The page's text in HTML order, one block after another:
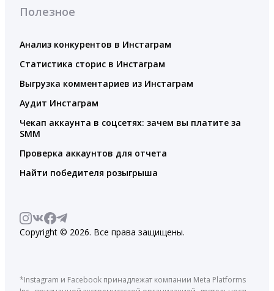
Полезное
Анализ конкурентов в Инстаграм
Статистика сторис в Инстаграм
Выгрузка комментариев из Инстаграм
Аудит Инстаграм
Чекап аккаунта в соцсетях: зачем вы платите за
SMM
Проверка аккаунтов для отчета
Найти победителя розыгрыша
Copyright © 2026. Все права защищены.
*Instagram и Facebook принадлежат компании Meta Platforms